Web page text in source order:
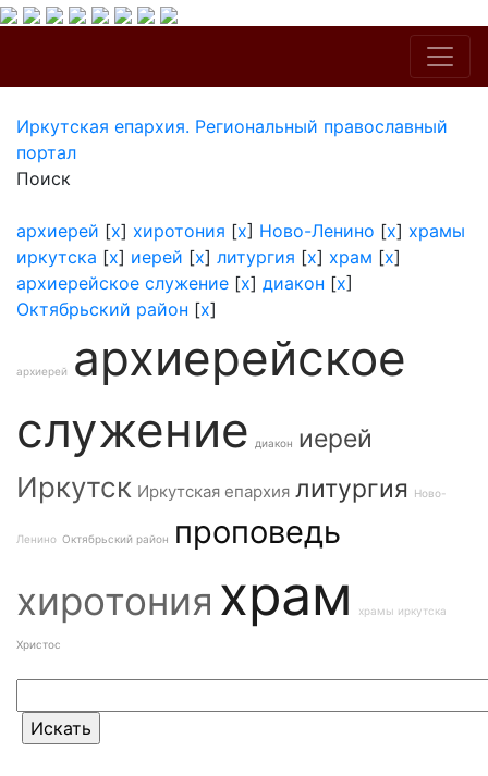
Иркутская епархия. Региональный православный
портал
Поиск
архиерей [x] хиротония [x] Ново-Ленино [x] храмы
иркутска [x] иерей [x] литургия [x] храм [x]
архиерейское служение [x] диакон [x]
Октябрьский район [x]
архиерей
архиерейское
служение
диакон иерей
Иркутск Иркутская епархия литургия Ново-
Ленино Октябрьский район проповедь
хиротония храм храмы иркутска
Христос